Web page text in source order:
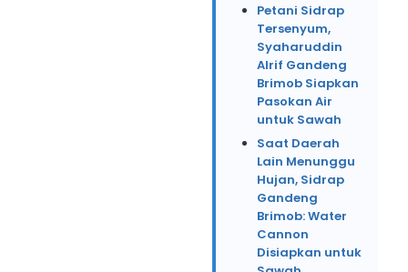
Petani Sidrap
Tersenyum,
Syaharuddin
Alrif Gandeng
Brimob Siapkan
Pasokan Air
untuk Sawah
Saat Daerah
Lain Menunggu
Hujan, Sidrap
Gandeng
Brimob: Water
Cannon
Disiapkan untuk